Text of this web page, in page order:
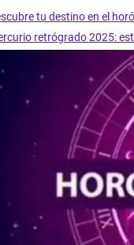
tu destino en el
retrógrado 2025: